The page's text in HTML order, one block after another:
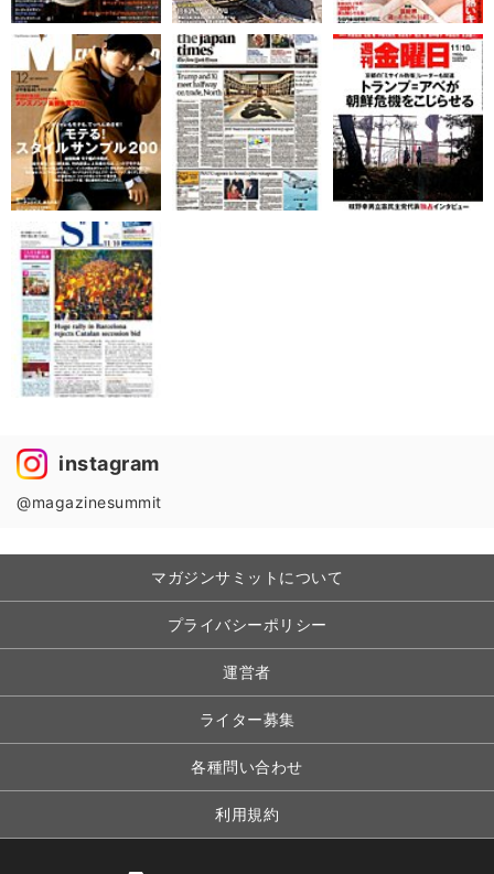
instagram
@magazinesummit
マガジンサミットについて
プライバシーポリシー
運営者
ライター募集
各種問い合わせ
利用規約